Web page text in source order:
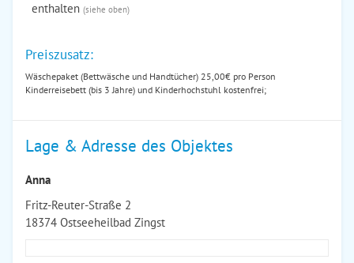
enthalten (siehe oben)
Preiszusatz:
Wäschepaket (Bettwäsche und Handtücher) 25,00€ pro Person
Kinderreisebett (bis 3 Jahre) und Kinderhochstuhl kostenfrei;
Lage & Adresse des Objektes
Anna
Fritz-Reuter-Straße 2
18374 Ostseeheilbad Zingst